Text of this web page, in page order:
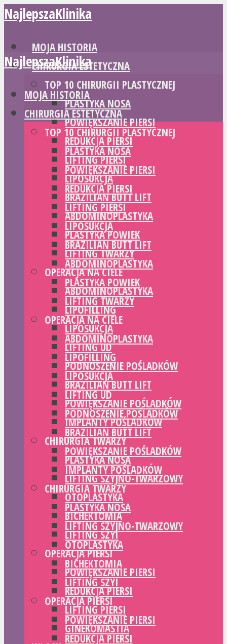
NajlepszaKlinika
MOJA HISTORIA
CHIRURGIA ESTETYCZNA
TOP 10 CHIRURGII PLASTYCZNEJ
PLASTYKA NOSA
POWIĘKSZANIE PIERSI
REDUKCJA PIERSI
LIFTING PIERSI
LIPOSUKCJA
BRAZILIAN BUTT LIFT
ABDOMINOPLASTYKA
PLASTYKA POWIEK
LIFTING TWARZY
OPERACJA NA CIELE
ABDOMINOPLASTYKA
LIPOFILLING
LIPOSUKCJA
LIFTING UD
PODNOSZENIE POŚLADKÓW
BRAZILIAN BUTT LIFT
POWIĘKSZANIE POŚLADKÓW
IMPLANTY POŚLADKÓW
CHIRURGIA TWARZY
PLASTYKA NOSA
LIFTING SZYJNO-TWARZOWY
OTOPLASTYKA
BICHEKTOMIA
LIFTING SZYI
OPERACJA PIERSI
POWIĘKSZANIE PIERSI
REDUKCJA PIERSI
LIFTING PIERSI
GINEKOMASTIA
NajlepszaKlinika
MOJA HISTORIA
CHIRURGIA ESTETYCZNA
TOP 10 CHIRURGII PLASTYCZNEJ
PLASTYKA NOSA
POWIĘKSZANIE PIERSI
REDUKCJA PIERSI
LIFTING PIERSI
LIPOSUKCJA
BRAZILIAN BUTT LIFT
ABDOMINOPLASTYKA
PLASTYKA POWIEK
LIFTING TWARZY
OPERACJA NA CIELE
ABDOMINOPLASTYKA
LIPOFILLING
LIPOSUKCJA
LIFTING UD
PODNOSZENIE POŚLADKÓW
BRAZILIAN BUTT LIFT
POWIĘKSZANIE POŚLADKÓW
IMPLANTY POŚLADKÓW
CHIRURGIA TWARZY
PLASTYKA NOSA
LIFTING SZYJNO-TWARZOWY
OTOPLASTYKA
BICHEKTOMIA
LIFTING SZYI
OPERACJA PIERSI
POWIĘKSZANIE PIERSI
REDUKCJA PIERSI